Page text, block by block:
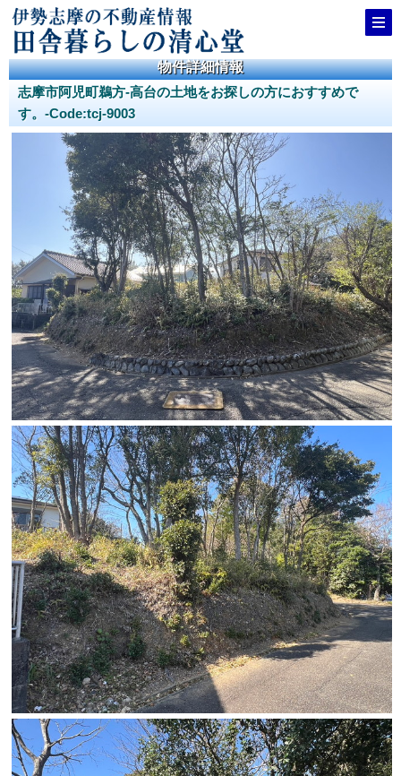
物件詳細情報
志摩市阿児町鵜方-高台の土地をお探しの方におすすめで
す。-Code:tcj-9003